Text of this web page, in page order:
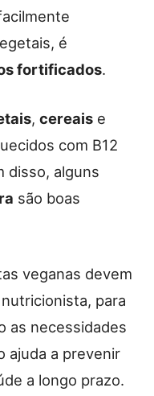
é
fortificados.
, cereais e
com B12
disso, alguns
são boas
veganas devem
para
as necessidades
ajuda a prevenir
a longo prazo.